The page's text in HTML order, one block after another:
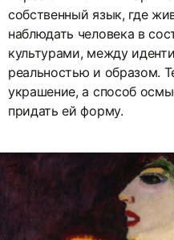
собственный язык, где
наблюдать человека в
культурами, между
реальностью и образом.
украшение, а способ
придать ей форму.